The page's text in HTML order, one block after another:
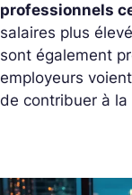
professionnels
salaires plus
sont également
employeurs
de contribuer à la